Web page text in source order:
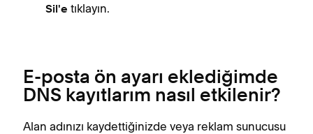
Sil'e tıklayın.
E-posta ön ayarı eklediğimde
DNS kayıtlarım nasıl etkilenir?
Alan adınızı kaydettiğinizde veya reklam sunucusu